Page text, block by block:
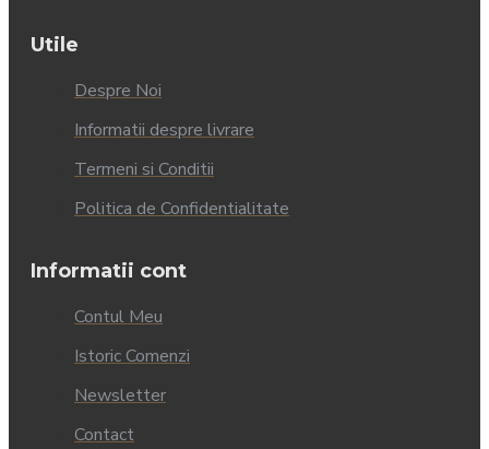
Utile
Despre Noi
Informatii despre livrare
Termeni si Conditii
Politica de Confidentialitate
Informatii cont
Contul Meu
Istoric Comenzi
Newsletter
Contact